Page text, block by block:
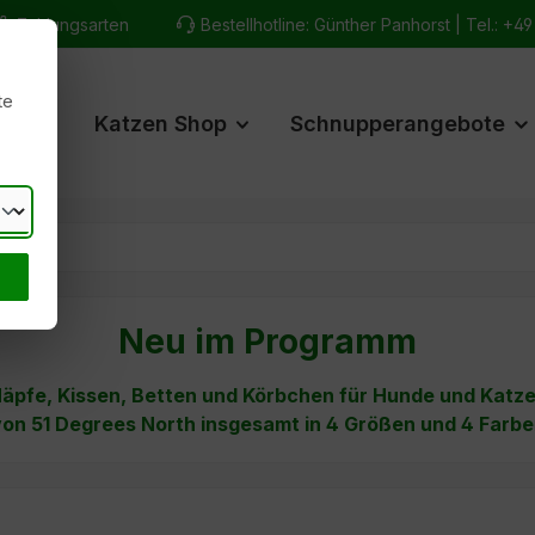
Zahlungsarten Bestellhotline: Günther Panhorst | Tel.:
Katzen Shop Schnupperangebote
Neu im Programm
Kissen, Betten und Körbchen für Hunde und
51 Degrees North insgesamt in 4 Größen und 4